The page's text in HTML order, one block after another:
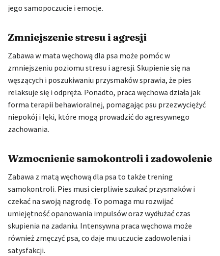
jego samopoczucie i emocje.
Zmniejszenie stresu i agresji
Zabawa w mata węchową dla psa może pomóc w
zmniejszeniu poziomu stresu i agresji. Skupienie się na
węszących i poszukiwaniu przysmaków sprawia, że pies
relaksuje się i odpręża. Ponadto, praca węchowa działa jak
forma terapii behawioralnej, pomagając psu przezwyciężyć
niepokój i lęki, które mogą prowadzić do agresywnego
zachowania.
Wzmocnienie samokontroli i zadowolenie
Zabawa z matą węchową dla psa to także trening
samokontroli. Pies musi cierpliwie szukać przysmaków i
czekać na swoją nagrodę. To pomaga mu rozwijać
umiejętność opanowania impulsów oraz wydłużać czas
skupienia na zadaniu. Intensywna praca węchowa może
również zmęczyć psa, co daje mu uczucie zadowolenia i
satysfakcji.